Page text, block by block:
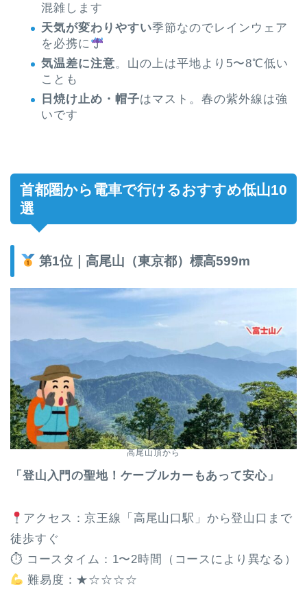
混雑します
天気が変わりやすい季節なのでレインウェア
を必携に
気温差に注意。山の上は平地より5〜8℃低い
ことも
日焼け止め・帽子はマスト。春の紫外線は強
いです
首都圏から電車で行けるおすすめ低山10
選
第1位｜高尾山（東京都）標高599m
高尾山頂から
「登山入門の聖地！ケーブルカーもあって安心」
アクセス：京王線「高尾山口駅」から登山口まで
徒歩すぐ
⏱ コースタイム：1〜2時間（コースにより異なる）
難易度：★☆☆☆☆